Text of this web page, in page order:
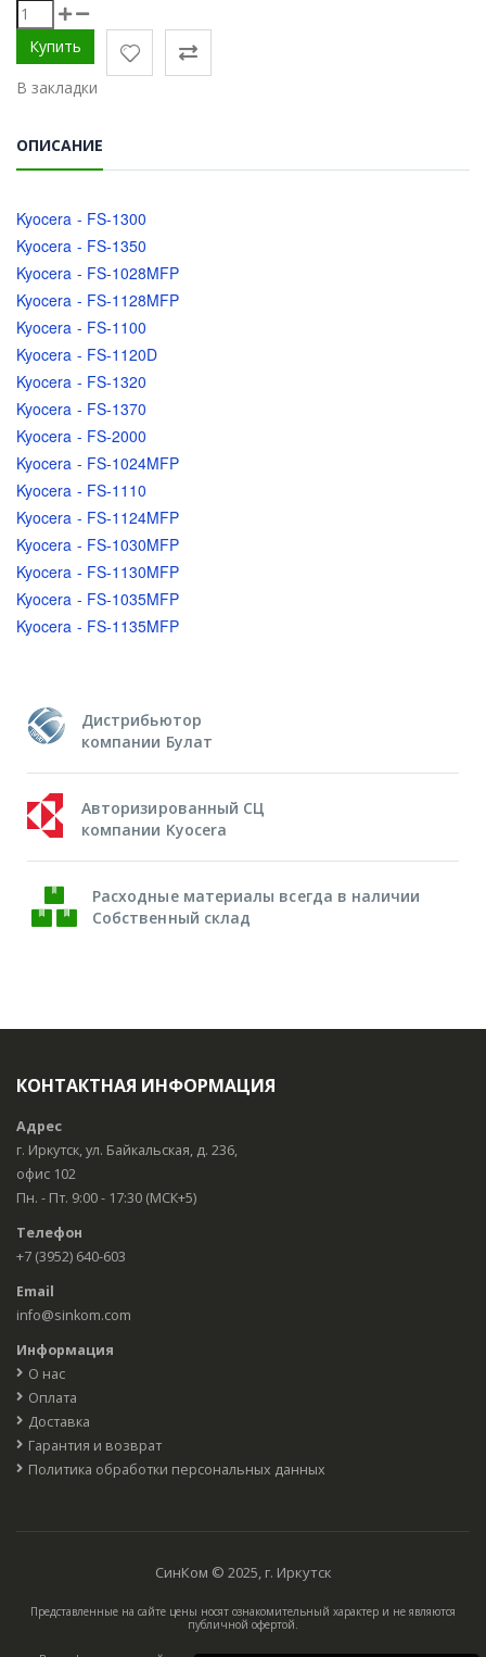
В закладки
ОПИСАНИЕ
Kyocera - FS-1300
Kyocera - FS-1350
Kyocera - FS-1028MFP
Kyocera - FS-1128MFP
Kyocera - FS-1100
Kyocera - FS-1120D
Kyocera - FS-1320
Kyocera - FS-1370
Kyocera - FS-2000
Kyocera - FS-1024MFP
Kyocera - FS-1110
Kyocera - FS-1124MFP
Kyocera - FS-1030MFP
Kyocera - FS-1130MFP
Kyocera - FS-1035MFP
Kyocera - FS-1135MFP
Дистрибьютор
компании Булат
Авторизированный СЦ
компании Kyocera
Расходные материалы всегда в наличии
Собственный склад
КОНТАКТНАЯ ИНФОРМАЦИЯ
Адрес
г. Иркутск, ул. Байкальская, д. 236,
офис 102
Пн. - Пт. 9:00 - 17:30 (МСК+5)
Телефон
+7 (3952) 640-603
Email
info@sinkom.com
Информация
О нас
Оплата
Доставка
Гарантия и возврат
Политика обработки персональных данных
СинКом © 2025, г. Иркутск
Представленные на сайте цены носят ознакомительный характер и не являются
публичной офертой.